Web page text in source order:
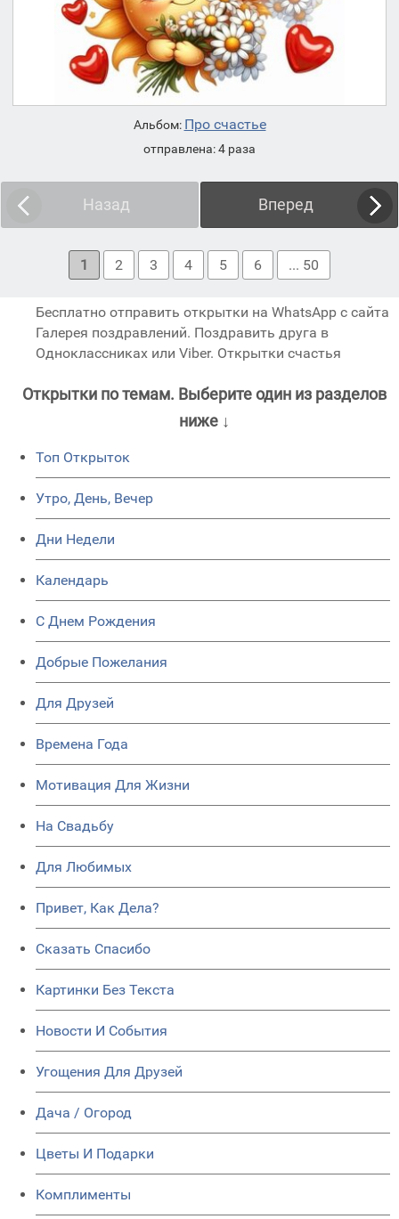
Альбом: Про счастье
отправлена: 4 раза
Назад Вперед
1 2 3 4 5 6 ... 50
Бесплатно отправить открытки на WhatsApp с сайта
Галерея поздравлений. Поздравить друга в
Одноклассниках или Viber. Открытки счастья
Открытки по темам. Выберите один из разделов
ниже ↓
Топ Открыток
Утро, День, Вечер
Дни Недели
Календарь
C Днем Рождения
Добрые Пожелания
Для Друзей
Времена Года
Мотивация Для Жизни
На Свадьбу
Для Любимых
Привет, Как Дела?
Сказать Спасибо
Картинки Без Текста
Новости И События
Угощения Для Друзей
Дача / Огород
Цветы И Подарки
Комплименты